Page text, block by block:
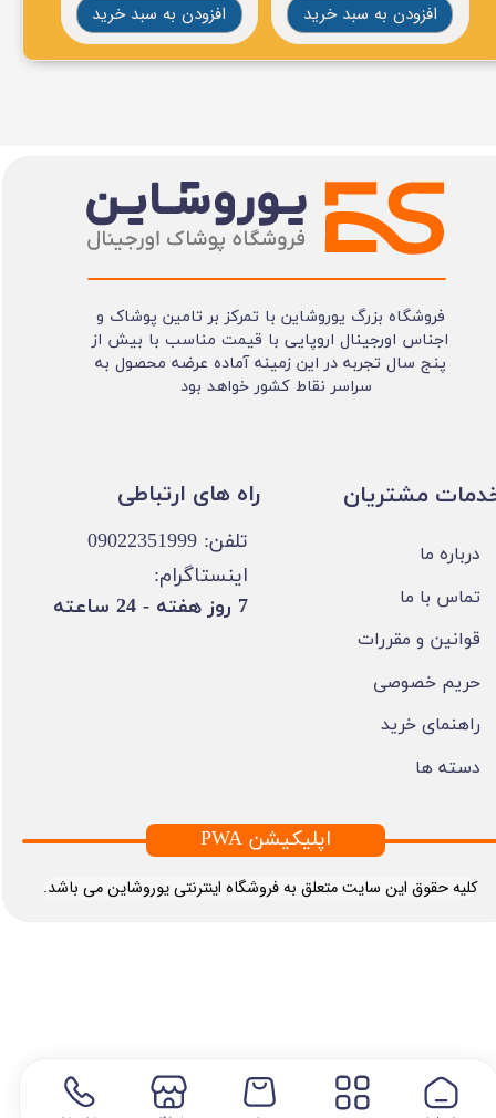
افزودن به سبد خرید افزودن به سبد خرید
فروشگاه بزرگ یوروشاین با تمرکز بر تامین پوشاک و
اجناس اورجینال اروپایی با قیمت مناسب با بیش از
پنج سال تجربه در این زمینه آماده عرضه محصول به
سراسر نقاط کشور خواهد بود
​کلیه حقوق این سایت متعلق به فروشگاه اینترنتی یوروشاین می باشد.
مشتریان
درباره ما
تماس با ما
قوانین و مقررات
حریم خصوصی
راهنمای خرید
دسته ها
تلفن: 09022351999
اینستاگرام:
​7 روز هفته - 24 ساعته ​​​​​​​
PWA اپلیکیشن
​​راه های ارتباطی